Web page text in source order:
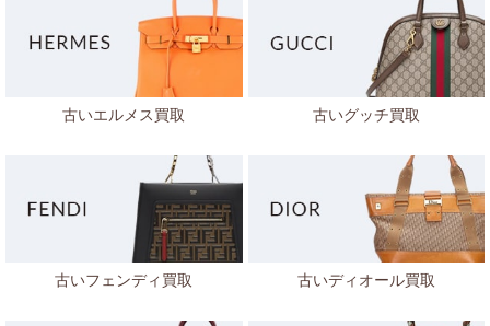
古いエルメス買取 古いグッチ買取
古いフェンディ買取 古いディオール買取